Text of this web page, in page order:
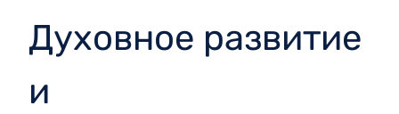
Духовное развитие
и